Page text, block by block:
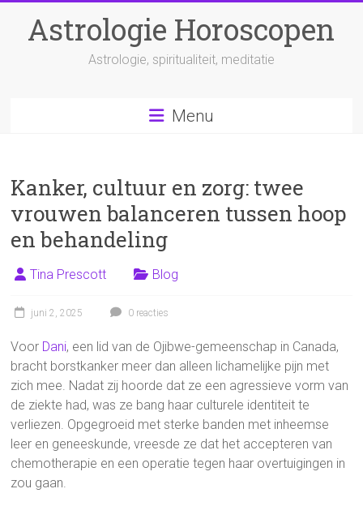
inhoudAstrologie Horoscopen
Astrologie, spiritualiteit, meditatie
Menu
Kanker, cultuur en zorg: twee
vrouwen balanceren tussen hoop
en behandeling
Tina Prescott Blog
juni 2, 2025 0 reacties
Voor Dani, een lid van de Ojibwe-gemeenschap in Canada,
bracht borstkanker meer dan alleen lichamelijke pijn met
zich mee. Nadat zij hoorde dat ze een agressieve vorm van
de ziekte had, was ze bang haar culturele identiteit te
verliezen. Opgegroeid met sterke banden met inheemse
leer en geneeskunde, vreesde ze dat het accepteren van
chemotherapie en een operatie tegen haar overtuigingen in
zou gaan.